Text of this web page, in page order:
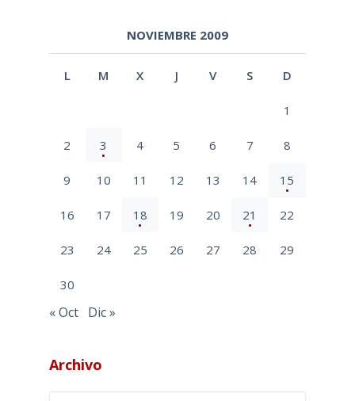
NOVIEMBRE 2009
L M X J V S D
1
2 3 4 5 6 7 8
9 10 11 12 13 14 15
16 17 18 19 20 21 22
23 24 25 26 27 28 29
30
« Oct Dic »
Archivo